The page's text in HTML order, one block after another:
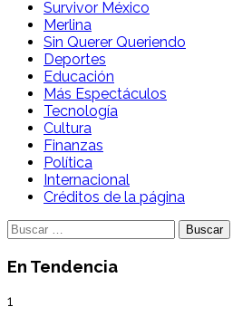
Survivor México
Merlina
Sin Querer Queriendo
Deportes
Educación
Más Espectáculos
Tecnología
Cultura
Finanzas
Política
Internacional
Créditos de la página
Buscar:
En Tendencia
1